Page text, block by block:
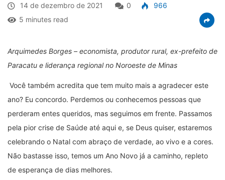
14 de dezembro de 2021 0
966
5 minutes read
Arquimedes Borges – economista, produtor rural, ex-prefeito de
Paracatu e liderança regional no Noroeste de Minas
Você também acredita que tem muito mais a agradecer este
ano? Eu concordo. Perdemos ou conhecemos pessoas que
perderam entes queridos, mas seguimos em frente. Passamos
pela pior crise de Saúde até aqui e, se Deus quiser, estaremos
celebrando o Natal com abraço de verdade, ao vivo e a cores.
Não bastasse isso, temos um Ano Novo já a caminho, repleto
de esperança de dias melhores.